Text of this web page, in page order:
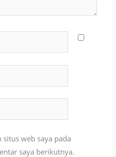
web saya pada
saya berikutnya.